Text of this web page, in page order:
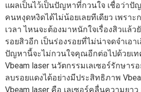
แผลเป็นไว้เป็นปัญหาที่กวนใจ เชื่อว่า
คนหงุดหงิดได้ไม่น้อยเลยทีเดียว เพราะ
เวลา ไหนจะต้องมาหนักใจเรื่องสิวแล้ว
รอยสิวอีก เป็นร่องรอยที่ไม่น่าจดจำเอา
ปัญหานี้จะไม่กวนใจคุณอีกต่อไปด้วยเท
Vbeam laser นวัตกรรมเลเซอร์รักษา
ลบรอยแดงได้อย่างมีประสิทธิภาพ
Vbeam laser คือ เลเซอร์คลื่นความยา